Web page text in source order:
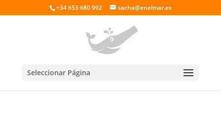
+34 653 680 992 sacha@enelmar.es
Seleccionar Página